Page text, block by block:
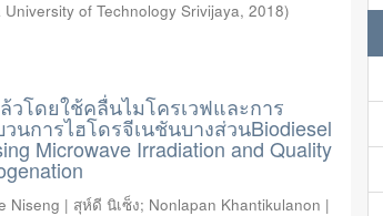
University of Technology Srivijaya,2018)
วโดยใช้คลื่นไมโครเวฟและการ
การไฮโดรจีเนชันบางส่วนBiodiesel
Microwave Irradiation and Quality
Niseng | สุห์ดี นิเซ็ง; Nonlapan Khantikulanon |